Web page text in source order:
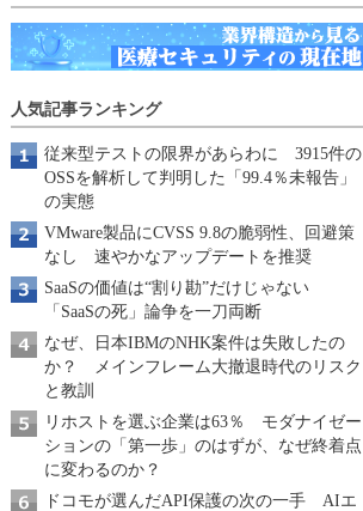
人気記事ランキング
従来型テストの限界があらわに 3915件の
OSSを解析して判明した「99.4％未報告」
の実態
VMware製品にCVSS 9.8の脆弱性、回避策
なし 速やかなアップデートを推奨
SaaSの価値は“割り勘”だけじゃない
「SaaSの死」論争を一刀両断
なぜ、日本IBMのNHK案件は失敗したの
か？ メインフレーム大撤退時代のリスク
と教訓
リホストを選ぶ企業は63％ モダナイゼー
ションの「第一歩」のはずが、なぜ終着点
に変わるのか？
ドコモが選んだAPI保護の次の一手 AIエ